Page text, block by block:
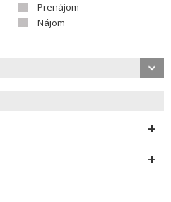
Prenájom
Nájom